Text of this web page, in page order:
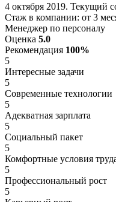
4 октября 2019. Текущий
Стаж в компании: от 3
Менеджер по персоналу
Оценка 5.0
Рекомендация 100%
5
Интересные задачи
5
Современные технологии
5
Адекватная зарплата
5
Социальный пакет
5
Комфортные условия
5
Профессиональный рост
5